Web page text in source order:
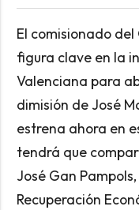
El comisionado
figura clave en la
Valenciana para
dimisión de José
estrena ahora en
tendrá que
José Gan
Recuperación